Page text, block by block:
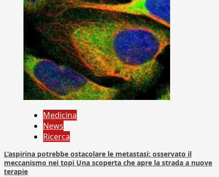
Medicina
News
Ricerca
L’aspirina potrebbe ostacolare le metastasi: osservato il
meccanismo nei topi Una scoperta che apre la strada a nuove
terapie